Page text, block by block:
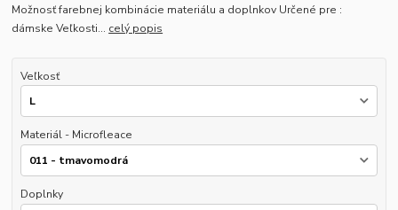
Možnosť farebnej kombinácie materiálu a doplnkov Určené pre :
dámske Veľkosti... celý popis
Veľkosť
Materiál - Microfleace
Doplnky